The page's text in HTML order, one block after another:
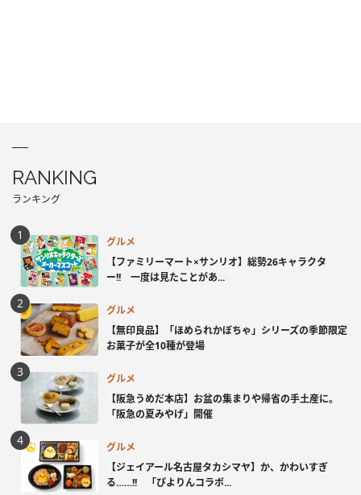
RANKING
ランキング
グルメ
【ファミリーマート×サンリオ】総勢26キャラクタ
ー!! 一度は見たことがあ...
グルメ
【無印良品】「ほめられかぼちゃ」シリーズの季節限定
お菓子が全10種が登場
グルメ
【阪急うめだ本店】お盆の集まりや帰省の手土産に。
「阪急の夏みやげ」開催
グルメ
【ジェイアール名古屋タカシマヤ】か、かわいすぎ
る……!! 「ぴよりんコラボ...